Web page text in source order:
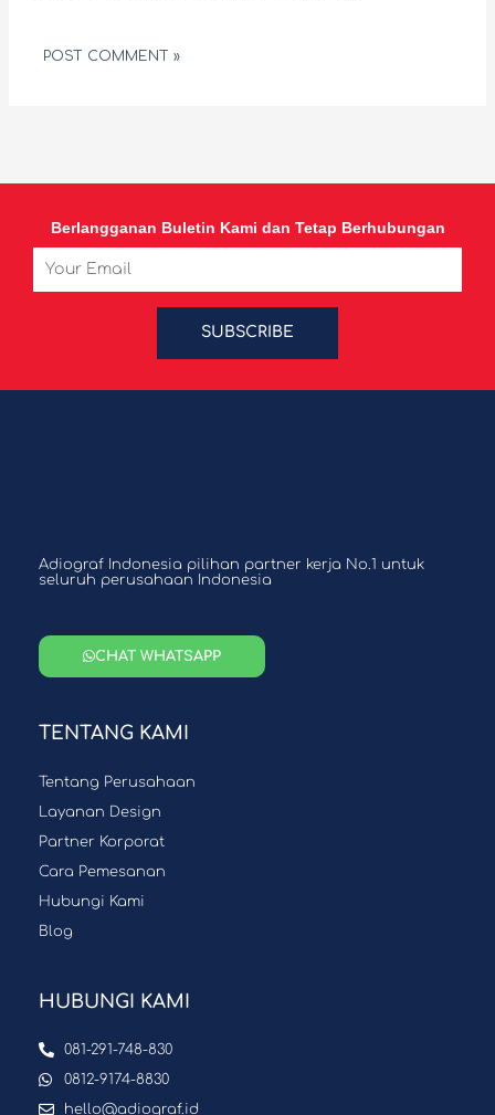
Berlangganan Buletin Kami dan Tetap Berhubungan
Email
SUBSCRIBE
Adiograf Indonesia pilihan partner kerja No.1 untuk
seluruh perusahaan Indonesia
CHAT WHATSAPP
TENTANG KAMI
Tentang Perusahaan
Layanan Design
Partner Korporat
Cara Pemesanan
Hubungi Kami
Blog
HUBUNGI KAMI
081-291-748-830
0812-9174-8830
hello@adiograf.id